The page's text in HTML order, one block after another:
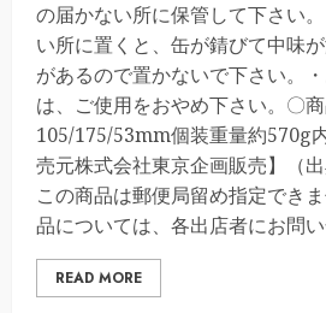
の届かない所に保管して下さい
い所に置くと、缶が錆びて中味
があるので置かないで下さい。
は、ご使用をおやめ下さい。〇
105/175/53mm個装重量約570g
売元株式会社東京企画販売】（
この商品は郵便局留め指定でき
品については、各出店者にお問い
READ MORE